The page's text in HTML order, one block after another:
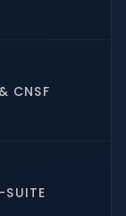
CNSF
SUITE